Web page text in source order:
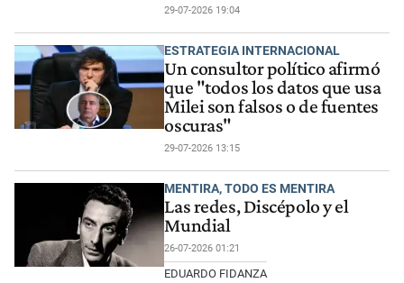
29-07-2026 19:04
ESTRATEGIA INTERNACIONAL
Un consultor político afirmó
que "todos los datos que usa
Milei son falsos o de fuentes
oscuras"
29-07-2026 13:15
MENTIRA, TODO ES MENTIRA
Las redes, Discépolo y el
Mundial
26-07-2026 01:21
EDUARDO FIDANZA